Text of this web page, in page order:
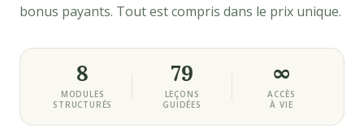
bonus payants. Tout est compris dans le prix unique.
8
MODULES
STRUCTURÉS
79
LEÇONS
GUIDÉES
∞
ACCÈS
À VIE